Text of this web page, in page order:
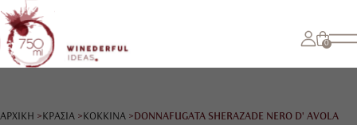
0
ΑΡΧΙΚΗ ΚΡΑΣΙΑ ΚΟΚΚΙΝΑ DONNAFUGATA SHERAZADE NERO D' AVOLA